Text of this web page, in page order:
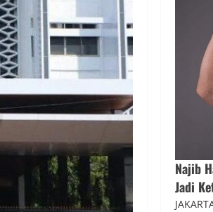
Najib
Jadi